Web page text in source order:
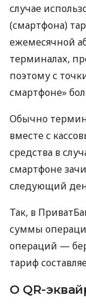
случае
(смартфона)
ежемесячной
терминалах,
поэтому с
смартфоне»
Обычно
вместе с
средства в
смартфоне
следующий
Так, в
суммы
операций —
тариф
О QR-